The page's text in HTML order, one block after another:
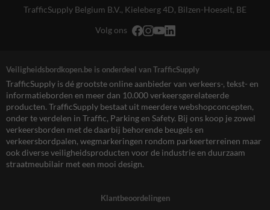
TrafficSupply Belgium B.V., Kieleberg 4D, Bilzen-Hoeselt, BE
Volg ons
Veiligheidsbordkopen.be is onderdeel van TrafficSupply
TrafficSupply is dé grootste online aanbieder van verkeers-, tekst- en
informatieborden en meer dan 10.000 verkeersgerelateerde
producten. TrafficSupply bestaat uit meerdere webshopconcepten,
onder te verdelen in Traffic, Parking en Safety. Bij ons koop je zowel
verkeersborden met de daarbij behorende beugels en
verkeersbordpalen, wegmarkeringen rondom parkeerterreinen maar
ook diverse veiligheidsproducten voor de industrie en duurzaam
straatmeubilair met een mooi design.
Klantbeoordelingen